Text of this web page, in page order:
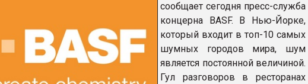
сообщает сегодня пресс-служба
концерна BASF. В Нью-Йорке,
который входит в топ-10 самых
шумных городов мира, шум
является постоянной величиной.
Гул разговоров в ресторанах